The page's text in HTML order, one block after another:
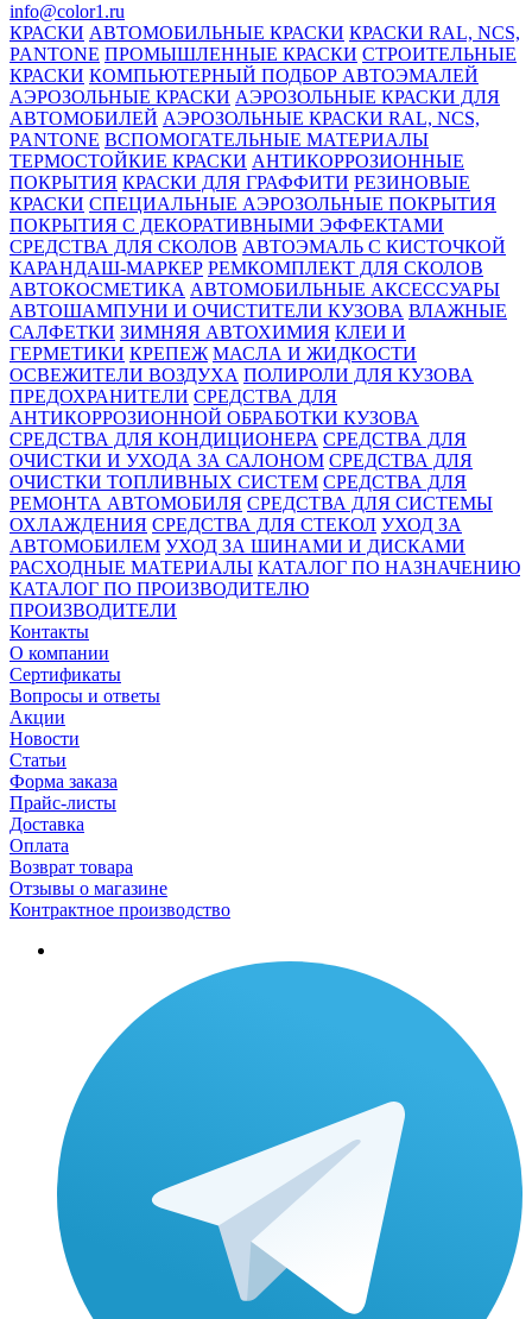
info@color1.ru
КРАСКИ АВТОМОБИЛЬНЫЕ КРАСКИ КРАСКИ RAL, NCS,
PANTONE ПРОМЫШЛЕННЫЕ КРАСКИ СТРОИТЕЛЬНЫЕ
КРАСКИ КОМПЬЮТЕРНЫЙ ПОДБОР АВТОЭМАЛЕЙ
АЭРОЗОЛЬНЫЕ КРАСКИ АЭРОЗОЛЬНЫЕ КРАСКИ ДЛЯ
АВТОМОБИЛЕЙ АЭРОЗОЛЬНЫЕ КРАСКИ RAL, NCS,
PANTONE ВСПОМОГАТЕЛЬНЫЕ МАТЕРИАЛЫ
ТЕРМОСТОЙКИЕ КРАСКИ АНТИКОРРОЗИОННЫЕ
ПОКРЫТИЯ КРАСКИ ДЛЯ ГРАФФИТИ РЕЗИНОВЫЕ
КРАСКИ СПЕЦИАЛЬНЫЕ АЭРОЗОЛЬНЫЕ ПОКРЫТИЯ
ПОКРЫТИЯ С ДЕКОРАТИВНЫМИ ЭФФЕКТАМИ
СРЕДСТВА ДЛЯ СКОЛОВ АВТОЭМАЛЬ С КИСТОЧКОЙ
КАРАНДАШ-МАРКЕР РЕМКОМПЛЕКТ ДЛЯ СКОЛОВ
АВТОКОСМЕТИКА АВТОМОБИЛЬНЫЕ АКСЕССУАРЫ
АВТОШАМПУНИ И ОЧИСТИТЕЛИ КУЗОВА ВЛАЖНЫЕ
САЛФЕТКИ ЗИМНЯЯ АВТОХИМИЯ КЛЕИ И
ГЕРМЕТИКИ КРЕПЕЖ МАСЛА И ЖИДКОСТИ
ОСВЕЖИТЕЛИ ВОЗДУХА ПОЛИРОЛИ ДЛЯ КУЗОВА
ПРЕДОХРАНИТЕЛИ СРЕДСТВА ДЛЯ
АНТИКОРРОЗИОННОЙ ОБРАБОТКИ КУЗОВА
СРЕДСТВА ДЛЯ КОНДИЦИОНЕРА СРЕДСТВА ДЛЯ
ОЧИСТКИ И УХОДА ЗА САЛОНОМ СРЕДСТВА ДЛЯ
ОЧИСТКИ ТОПЛИВНЫХ СИСТЕМ СРЕДСТВА ДЛЯ
РЕМОНТА АВТОМОБИЛЯ СРЕДСТВА ДЛЯ СИСТЕМЫ
ОХЛАЖДЕНИЯ СРЕДСТВА ДЛЯ СТЕКОЛ УХОД ЗА
АВТОМОБИЛЕМ УХОД ЗА ШИНАМИ И ДИСКАМИ
РАСХОДНЫЕ МАТЕРИАЛЫ КАТАЛОГ ПО НАЗНАЧЕНИЮ
КАТАЛОГ ПО ПРОИЗВОДИТЕЛЮ
ПРОИЗВОДИТЕЛИ
Контакты
О компании
Сертификаты
Вопросы и ответы
Акции
Новости
Статьи
Форма заказа
Прайс-листы
Доставка
Оплата
Возврат товара
Отзывы о магазине
Контрактное производство